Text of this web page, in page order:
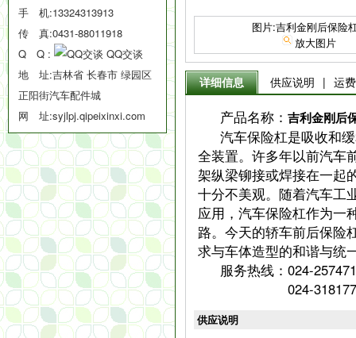
手 机:13324313913
传 真:0431-88011918
Q Q :
QQ交谈
地 址:吉林省 长春市 绿园区
正阳街汽车配件城
网 址:syjlpj.qipeixinxi.com
图片:吉利金刚后保险
放大图片
详细信息 供应说明 | 运
产品名称： 吉利金刚后
汽车保险杠是吸收和
全装置。许多年以前汽车
架纵梁铆接或焊接在一起
十分不美观。随着汽车工
应用，汽车保险杠作为一
路。今天的轿车前后保险
求与车体造型的和谐与统
服务热线：024-
024-
供应说明